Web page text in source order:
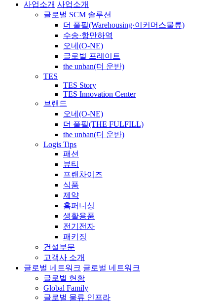
사업소개 사업소개
글로벌 SCM 솔루션
더 풀필(Warehousing·이커머스물류)
수송·항만하역
오네(O-NE)
글로벌 프레이트
the unban(더 운반)
TES
TES Story
TES Innovation Center
브랜드
오네(O-NE)
더 풀필(THE FULFILL)
the unban(더 운반)
Logis Tips
패션
뷰티
프랜차이즈
식품
제약
홈퍼니싱
생활용품
전기전자
패키징
건설부문
고객사 소개
글로벌 네트워크 글로벌 네트워크
글로벌 현황
Global Family
글로벌 물류 인프라